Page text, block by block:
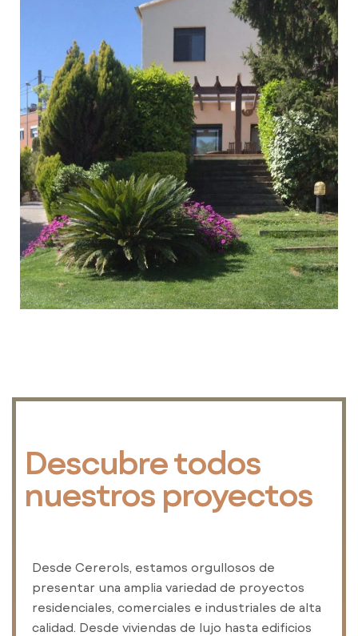
Descubre todos
nuestros proyectos
Desde Cererols, estamos orgullosos de
presentar una amplia variedad de proyectos
residenciales, comerciales e industriales de alta
calidad. Desde viviendas de lujo hasta edificios